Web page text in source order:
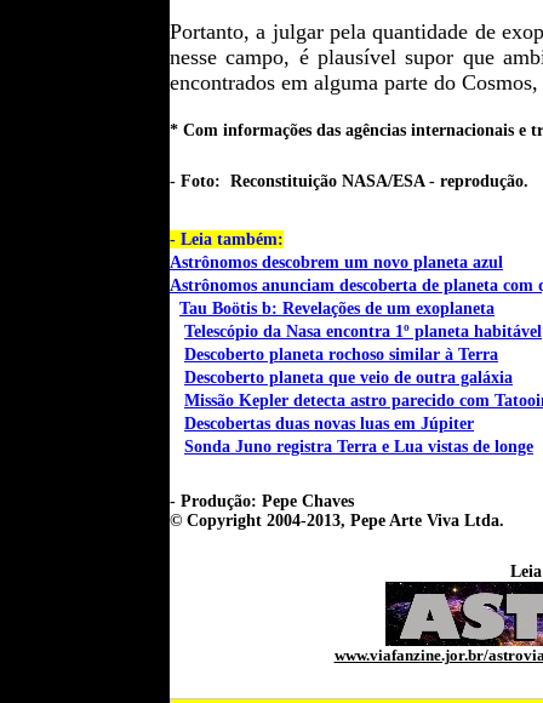
Portanto, a julgar pela quantidade de
nesse campo, é plausível supor que
encontrados em alguma parte do
* Com informações das agências internacionais e
- Foto: Reconstituição NASA/ESA - reprodução.
- Leia também:
Astrônomos descobrem um novo planeta azul
Astrônomos anunciam descoberta de planeta com
Tau Boötis b: Revelações de um exoplaneta
Telescópio da Nasa encontra 1º planeta habitável
Descoberto planeta rochoso similar à Terra
Descoberto planeta que veio de outra galáxia
Missão Kepler detecta astro parecido com
Descobertas duas novas luas em Júpiter
Sonda Juno registra Terra e Lua vistas de longe
- Produção: Pepe Chaves
© Copyright 2004-2013, Pepe Arte Viva Ltda.
www.viafanzine.jor.br/